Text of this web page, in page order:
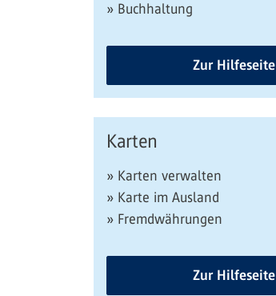
» Buchhaltung
Zur Hilfeseite
Karten
» Karten verwalten
» Karte im Ausland
» Fremdwährungen
Zur Hilfeseite